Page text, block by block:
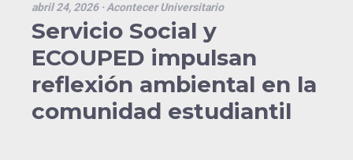
abril 24, 2026· Acontecer Universitario
Servicio Social y
ECOUPED impulsan
reflexión ambiental en la
comunidad estudiantil